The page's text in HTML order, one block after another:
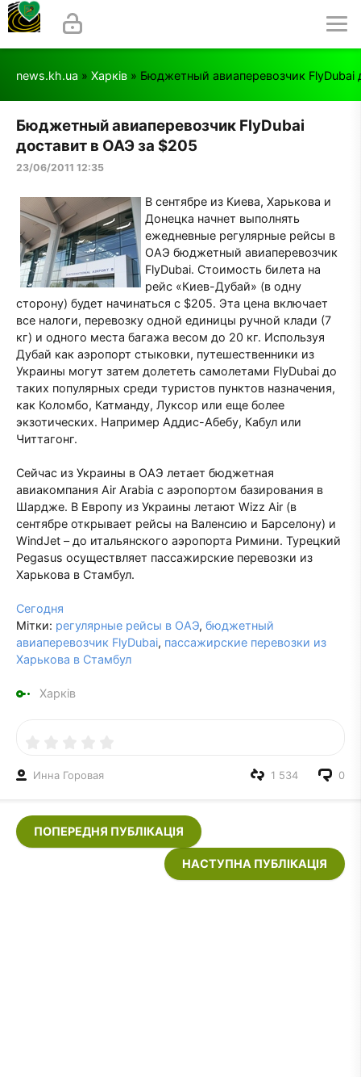
news.kh.ua » Харків » Бюджетный авиаперевозчик FlyDubai
Бюджетный авиаперевозчик FlyDubai
доставит в ОАЭ за $205
23/06/2011 12:35
В сентябре из Киева, Харькова и
Донецка начнет выполнять
ежедневные регулярные рейсы в
ОАЭ бюджетный авиаперевозчик
FlyDubai. Стоимость билета на
рейс «Киев-Дубай» (в одну
сторону) будет начинаться с $205. Эта цена включает
все налоги, перевозку одной единицы ручной клади (7
кг) и одного места багажа весом до 20 кг. Используя
Дубай как аэропорт стыковки, путешественники из
Украины могут затем долететь самолетами FlyDubai до
таких популярных среди туристов пунктов назначения,
как Коломбо, Катманду, Луксор или еще более
экзотических. Например Аддис-Абебу, Кабул или
Читтагонг.
Сейчас из Украины в ОАЭ летает бюджетная
авиакомпания Air Arabia с аэропортом базирования в
Шардже. В Европу из Украины летают Wizz Air (в
сентябре открывает рейсы на Валенсию и Барселону) и
WindJet – до итальянского аэропорта Римини. Турецкий
Pegasus осуществляет пассажирские перевозки из
Харькова в Стамбул.
Сегодня
Мітки: регулярные рейсы в ОАЭ, бюджетный
авиаперевозчик FlyDubai, пассажирские перевозки из
Харькова в Стамбул
Харків
Инна Горовая 0
1 534
ПОПЕРЕДНЯ ПУБЛІКАЦІЯ
НАСТУПНА ПУБЛІКАЦІЯ